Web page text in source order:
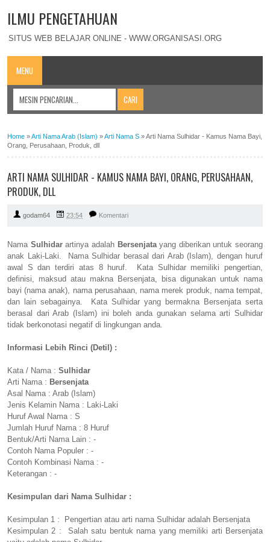
ILMU PENGETAHUAN
SITUS WEB BELAJAR ONLINE - WWW.ORGANISASI.ORG
MENU
Home »Arti Nama Arab (Islam) »Arti Nama S »Arti Nama Sulhidar - Kamus Nama Bayi,
Orang, Perusahaan, Produk, dll
ARTI NAMA SULHIDAR - KAMUS NAMA BAYI, ORANG, PERUSAHAAN,
PRODUK, DLL
godam64 23:54 Komentari
Nama Sulhidarartinya adalah Bersenjatayang diberikan untuk seorang
anak Laki-Laki. Nama Sulhidar berasal dari Arab (Islam), dengan huruf
awal S dan terdiri atas 8 huruf. Kata Sulhidar memiliki pengertian,
definisi, maksud atau makna Bersenjata, bisa digunakan untuk nama
bayi (nama anak), nama perusahaan, nama merek produk, nama tempat,
dan lain sebagainya. Kata Sulhidar yang bermakna Bersenjata serta
berasal dari Arab (Islam) ini boleh anda gunakan selama arti Sulhidar
tidak berkonotasi negatif di lingkungan anda.
Informasi Lebih Rinci (Detil) :
Kata / Nama : Sulhidar
Arti Nama : Bersenjata
Asal Nama : Arab (Islam)
Jenis Kelamin Nama : Laki-Laki
Huruf Awal Nama : S
Jumlah Huruf Nama : 8 Huruf
Bentuk/Arti Nama Lain : -
Contoh Nama Populer : -
Contoh Kombinasi Nama : -
Keterangan : -
Kesimpulan dari Nama Sulhidar :
Kesimpulan 1 : Pengertian atau arti nama Sulhidar adalah Bersenjata
Kesimpulan 2 : Salah satu bentuk nama yang memiliki arti Bersenjata